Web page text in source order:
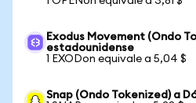
Exodus Movement (Ondo
estadounidense
1 EXODon equivale a 5,04 $
Snap (Ondo Tokenized) a